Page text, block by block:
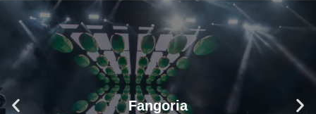
Fangoria